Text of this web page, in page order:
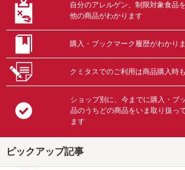
自分のアレルゲン、制限対象食品
他の商品がわかります
購入・ブックマーク履歴がわかり
クミタスでのご利用は商品購入時
ショップ別に、今までに購入・ブ
品のうちどの商品をいま取り扱っ
ます
ピックアップ記事